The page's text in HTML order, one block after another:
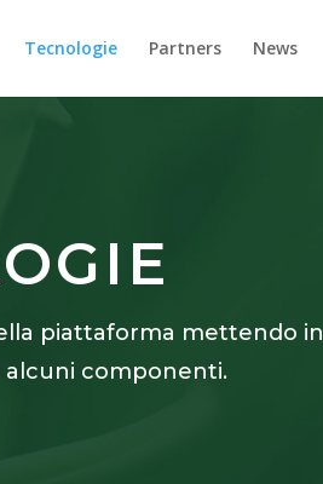
Tecnologie Partners News
piattaforma mettendo in
alcuni componenti.